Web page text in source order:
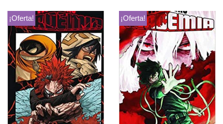
¡Oferta! ¡Oferta!